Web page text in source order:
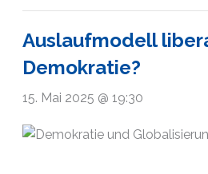
Auslaufmodell
Demokratie?
15. Mai 2025 @ 19:30